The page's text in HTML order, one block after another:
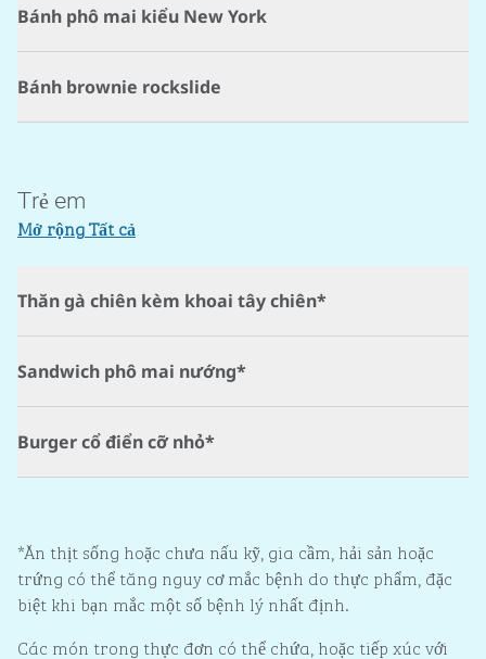
Bánh phô mai kiểu New York
Bánh brownie rockslide
Trẻ em
Mở rộng Tất cả
Thăn gà chiên kèm khoai tây chiên*
Sandwich phô mai nướng*
Burger cổ điển cỡ nhỏ*
*Ăn thịt sống hoặc chưa nấu kỹ, gia cầm, hải sản hoặc
trứng có thể tăng nguy cơ mắc bệnh do thực phẩm, đặc
biệt khi bạn mắc một số bệnh lý nhất định.
Các món trong thực đơn có thể chứa, hoặc tiếp xúc với